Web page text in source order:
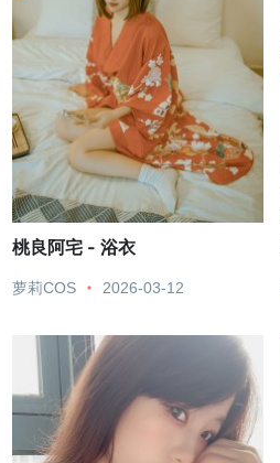
桃良阿宅 - 浴衣
萝莉COS 2026-03-12